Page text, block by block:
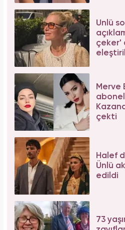
Tüm dünyada süper
atılan yaprakların faydası